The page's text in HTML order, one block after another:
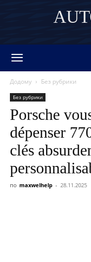
Додому Без рубрики
Без рубрики
Porsche
dépenser
clés
по maxwelhelp - 28.11.2025